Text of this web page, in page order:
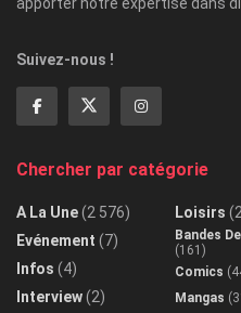
apporter notre expertise dans
Suivez-nous !
Chercher par catégorie
A La Une(2 576)
Evénement (7)
Infos (4)
Interview(2)
Loisirs
Bandes
(161)
Comics
Mangas